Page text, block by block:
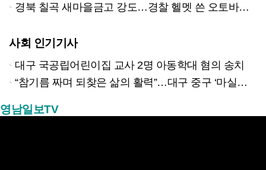
경북 칠곡 새마을금고 강도…경찰 헬멧 쓴 오토바이 남성 추적 중
사회 인기기사
대구 국공립어린이집 교사 2명 아동학대 혐의 송치
“참기름 짜며 되찾은 삶의 활력”…대구 중구 ‘마실방앗간’ 어르신들의 인생 2막
영남일보TV